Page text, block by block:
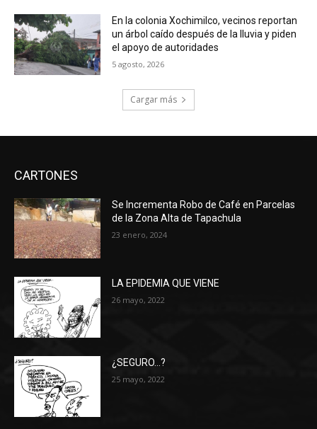
En la colonia Xochimilco, vecinos reportan
un árbol caído después de la lluvia y piden
el apoyo de autoridades
5 agosto, 2026
Cargar más
CARTONES
Se Incrementa Robo de Café en Parcelas
de la Zona Alta de Tapachula
23 enero, 2024
LA EPIDEMIA QUE VIENE
26 mayo, 2022
¿SEGURO…?
25 mayo, 2022